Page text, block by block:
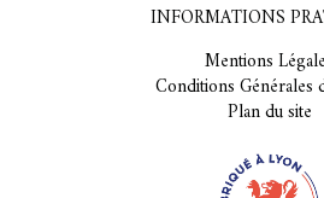
INFORMATIONS
Mentions
Conditions Générales
Plan du site